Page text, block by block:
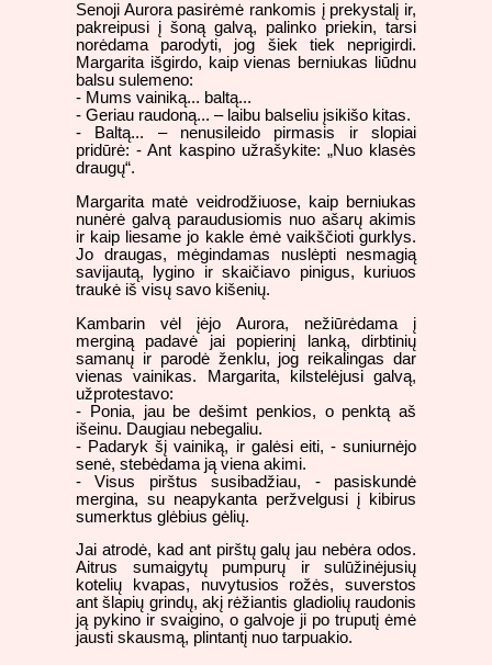
Senoji Aurora pasirėmė rankomis į prekystalį ir,
pakreipusi į šoną galvą, palinko priekin, tarsi
norėdama parodyti, jog šiek tiek neprigirdi.
Margarita išgirdo, kaip vienas berniukas liūdnu
balsu sulemeno:
- Mums vainiką... baltą...
- Geriau raudoną... – laibu balseliu įsikišo kitas.
- Baltą... – nenusileido pirmasis ir slopiai
pridūrė: - Ant kaspino užrašykite: „Nuo klasės
draugų“.
Margarita matė veidrodžiuose, kaip berniukas
nunėrė galvą paraudusiomis nuo ašarų akimis
ir kaip liesame jo kakle ėmė vaikščioti gurklys.
Jo draugas, mėgindamas nuslėpti nesmagią
savijautą, lygino ir skaičiavo pinigus, kuriuos
traukė iš visų savo kišenių.
Kambarin vėl įėjo Aurora, nežiūrėdama į
merginą padavė jai popierinį lanką, dirbtinių
samanų ir parodė ženklu, jog reikalingas dar
vienas vainikas. Margarita, kilstelėjusi galvą,
užprotestavo:
- Ponia, jau be dešimt penkios, o penktą aš
išeinu. Daugiau nebegaliu.
- Padaryk šį vainiką, ir galėsi eiti, - suniurnėjo
senė, stebėdama ją viena akimi.
- Visus pirštus susibadžiau, - pasiskundė
mergina, su neapykanta peržvelgusi į kibirus
sumerktus glėbius gėlių.
Jai atrodė, kad ant pirštų galų jau nebėra odos.
Aitrus sumaigytų pumpurų ir sulūžinėjusių
kotelių kvapas, nuvytusios rožės, suverstos
ant šlapių grindų, akį rėžiantis gladiolių raudonis
ją pykino ir svaigino, o galvoje ji po truputį ėmė
jausti skausmą, plintantį nuo tarpuakio.